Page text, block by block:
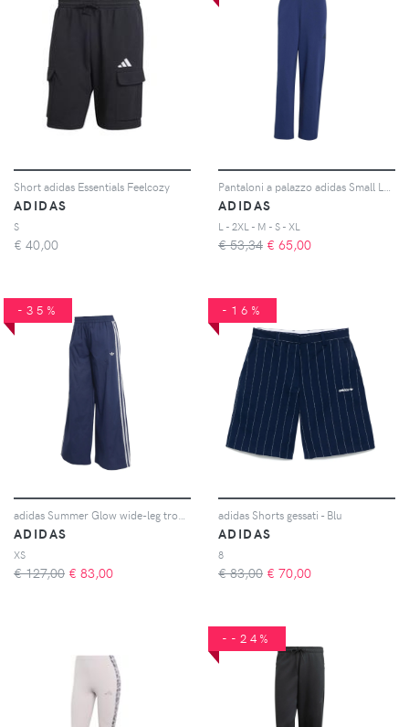
Short adidas Essentials Feelcozy
ADIDAS
S
€ 40,00
ADIDAS
L - 2XL - M - S - XL
€ 53,34 € 65,00
-35%
ADIDAS
XS
€ 127,00 € 83,00
-16%
adidas Shorts gessati - Blu
ADIDAS
8
€ 83,00 € 70,00
--24%